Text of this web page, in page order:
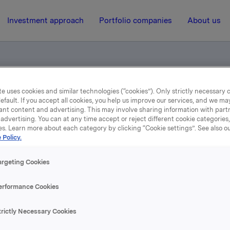
Investment approach Portfolio companies About us
- opsjoner
19 May 2004, 16:07 | Regulatory information
handel -
av egne aksjer er 7.608.756.
er gjennomført, vil Orklas beholdning av egne aksjer
uses cookies and similar technologies (“cookies”). Only strictly necessary
If you accept all cookies, you help us improve our services, and we
content and advertising. This may involve sharing information with
You can at any time accept or reject different cookie
Learn more about each category by clicking “Cookie settings”. See also
Policy.
Cookies
Cookies
Necessary Cookies